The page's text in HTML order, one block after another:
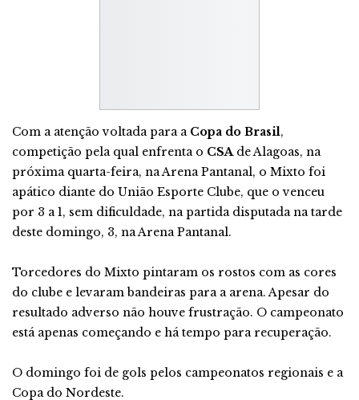
Com a atenção voltada para a Copa do Brasil,
competição pela qual enfrenta o CSAde Alagoas, na
próxima quarta-feira, na Arena Pantanal, o Mixto foi
apático diante do União Esporte Clube, que o venceu
por 3 a 1, sem dificuldade, na partida disputada na tarde
deste domingo, 3, na Arena Pantanal.
Torcedores do Mixto pintaram os rostos com as cores
do clube e levaram bandeiras para a arena. Apesar do
resultado adverso não houve frustração. O campeonato
está apenas começando e há tempo para recuperação.
O domingo foi de gols pelos campeonatos regionais e a
Copa do Nordeste.